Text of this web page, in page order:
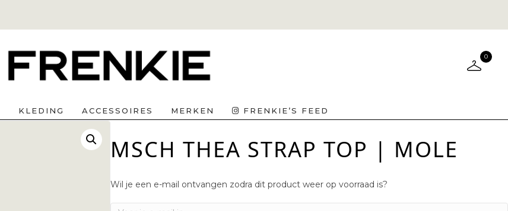
0
KLEDING ACCESSOIRES MERKEN FRENKIE’S FEED
MSCH THEA STRAP TOP | MOLE
Wil je een e-mail ontvangen zodra dit product weer op voorraad is?